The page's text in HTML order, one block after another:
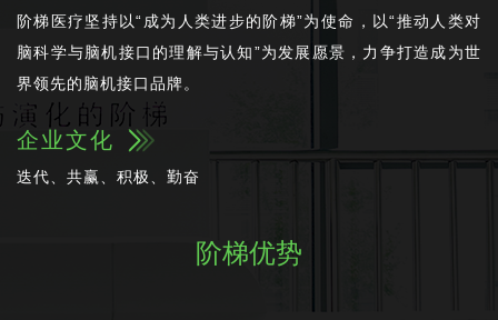
阶梯医疗坚持以“成为人类进步的阶梯”为使命，以“推动人类对
脑科学与脑机接口的理解与认知”为发展愿景，力争打造成为世
界领先的脑机接口品牌。
企业文化
迭代、共赢、积极、勤奋
阶梯优势